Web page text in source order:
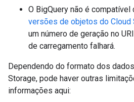
O BigQuery não é compatível
versões de objetos do Cloud
um número de geração no
de carregamento falhará.
Dependendo do formato dos
Storage, pode haver outras
informações aqui: